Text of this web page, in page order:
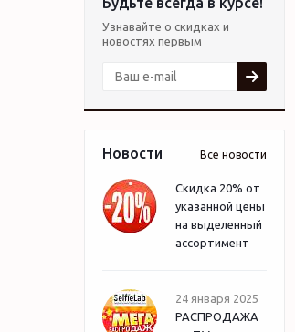
Узнавайте о скидках и
новостях первым
Новости Все новости
Скидка 20% от
указанной цены
на выделенный
ассортимент
24 января 2025
РАСПРОДАЖА